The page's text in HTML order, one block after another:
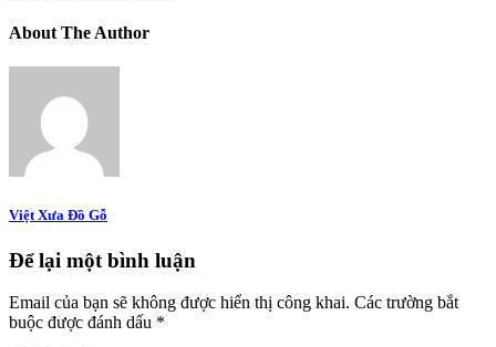
About The Author
Việt Xưa Đồ Gỗ
Để lại một bình luận
Email của bạn sẽ không được hiển thị công khai. Các trường bắt
buộc được đánh dấu *